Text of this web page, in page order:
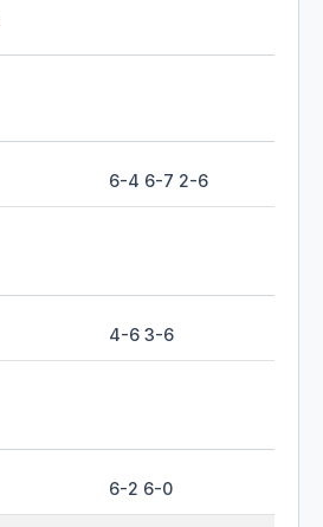
6-4 6-7 2-6
4-6 3-6
6-2 6-0